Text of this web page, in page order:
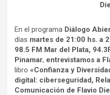
En el programa Diálogo
días martes de 21:00 hs. a
98.5 FM Mar del Plata,
Pinamar, entrevistamos a
libro «Confianza y
digital: ciberseguridad,
Comunicación de Flavio